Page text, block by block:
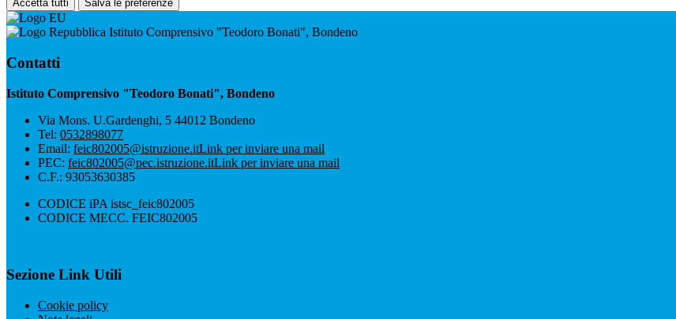
Accetta tutti Salva le preferenze
Istituto Comprensivo "Teodoro Bonati", Bondeno
Contatti
Istituto Comprensivo "Teodoro Bonati", Bondeno
Via Mons. U.Gardenghi, 5 44012 Bondeno
Tel: 0532898077
Email: feic802005@istruzione.itLink per inviare una mail
PEC: feic802005@pec.istruzione.itLink per inviare una mail
C.F.: 93053630385
CODICE iPA istsc_feic802005
CODICE MECC. FEIC802005
Sezione Link Utili
Cookie policy